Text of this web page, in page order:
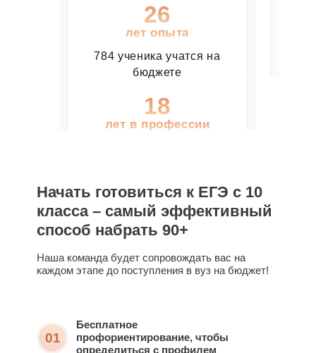
Носенко Наталья
МОУ СОШ №3 Лыткарино
Выпуск двадцать первого года
МИРЭА
Перед началом курса:40
91 балл
26
лет опыта
784 ученика учатся на
бюджете
18
лет в профессии
35
лет в этой сфере
Подготовила 1278
выпускников к
26
Макарычева Татьяна
Геннадьевна
Преподаёт физику и
математику
Работает в институте и старшей школе
ПРОЧИТАТЬ ПОЛНОСТЬЮ
Начать готовиться к ЕГЭ с 10
класса – самый эффективный
способ набрать 90+
Наша команда будет сопровождать вас на
каждом этапе до поступления в вуз на бюджет!
01
Бесплатное
профориентирование, чтобы
определиться с профилем